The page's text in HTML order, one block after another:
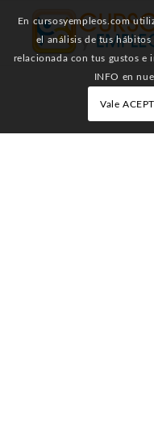
En cursosyempleos.com
el análisis de tus
relacionada con tus gustos e
INFO en
Vale